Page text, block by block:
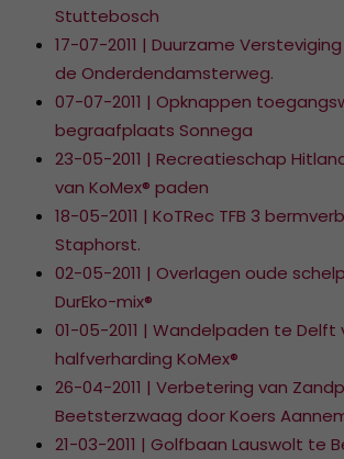
Stuttebosch
17-07-2011 | Duurzame
de Onderdendamsterweg.
07-07-2011 | Opknappen
begraafplaats Sonnega
23-05-2011 | Recreatieschap
van KoMex® paden
18-05-2011 | KoTRec TFB 3
Staphorst.
02-05-2011 | Overlagen oude
DurEko-mix®
01-05-2011 | Wandelpaden te Delft
halfverharding KoMex®
26-04-2011 | Verbetering van
Beetsterzwaag door Koers
21-03-2011 | Golfbaan Lauswolt te